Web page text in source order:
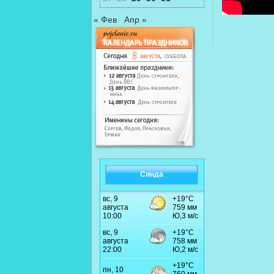
« Фев Апр »
Синда